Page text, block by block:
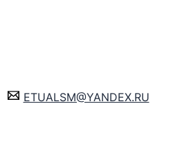
ETUALSM@YANDEX.RU